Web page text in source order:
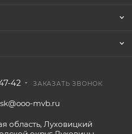
42 ЗАКАЗАТЬ ЗВОНОК
mvb.ru
область, Луховицкий